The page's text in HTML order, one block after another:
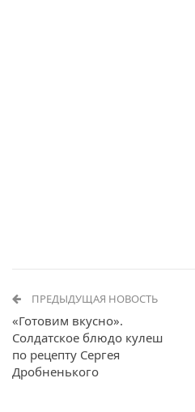
ПРЕДЫДУЩАЯ НОВОСТЬ
«Готовим вкусно».
Солдатское блюдо кулеш
по рецепту Сергея
Дробненького